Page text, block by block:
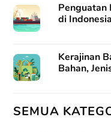
Penguatan
di Indonesia
Kerajinan
Bahan,
SEMUA